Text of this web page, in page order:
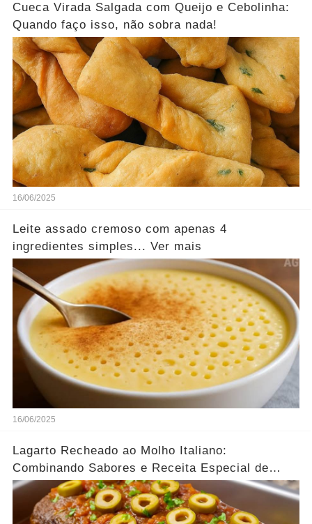
Cueca Virada Salgada com Queijo e Cebolinha:
Quando faço isso, não sobra nada!
16/06/2025
Leite assado cremoso com apenas 4
ingredientes simples... Ver mais
16/06/2025
Lagarto Recheado ao Molho Italiano:
Combinando Sabores e Receita Especial de
família